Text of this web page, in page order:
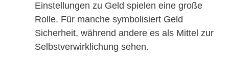
Einstellungen zu Geld spielen eine große
Rolle. Für manche symbolisiert Geld
Sicherheit, während andere es als Mittel zur
Selbstverwirklichung sehen.